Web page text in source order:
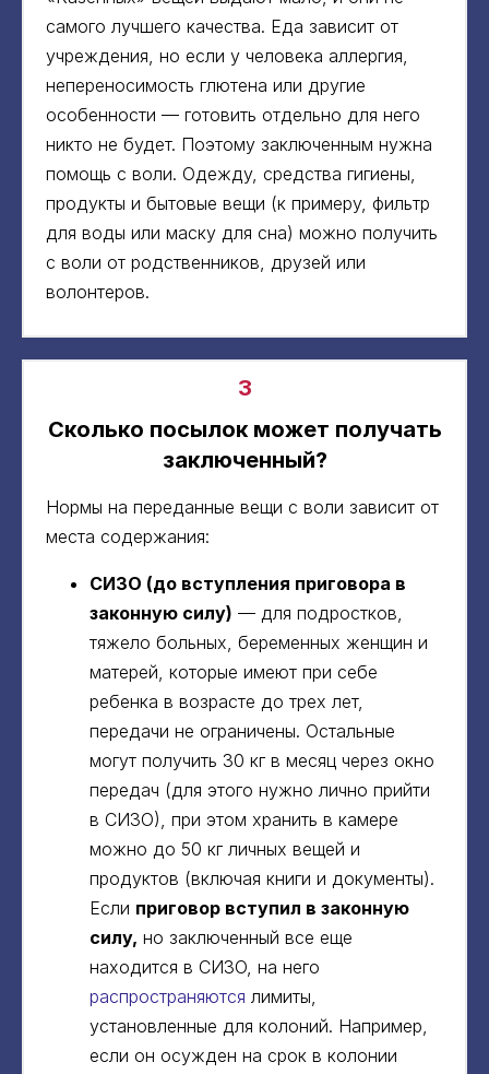
самого лучшего качества. Еда зависит от
учреждения, но если у человека аллергия,
непереносимость глютена или другие
особенности — готовить отдельно для него
никто не будет. Поэтому заключенным нужна
помощь с воли. Одежду, средства гигиены,
продукты и бытовые вещи (к примеру, фильтр
для воды или маску для сна) можно получить
с воли от родственников, друзей или
волонтеров.
3
Сколько посылок может получать
заключенный?
Нормы на переданные вещи с воли зависит от
места содержания:
СИЗО (до вступления приговора в
законную силу) — для подростков,
тяжело больных, беременных женщин и
матерей, которые имеют при себе
ребенка в возрасте до трех лет,
передачи не ограничены. Остальные
могут получить 30 кг в месяц через окно
передач (для этого нужно лично прийти
в СИЗО), при этом хранить в камере
можно до 50 кг личных вещей и
продуктов (включая книги и документы).
Если приговор вступил в законную
силу, но заключенный все еще
находится в СИЗО, на него
распространяются лимиты,
установленные для колоний. Например,
если он осужден на срок в колонии